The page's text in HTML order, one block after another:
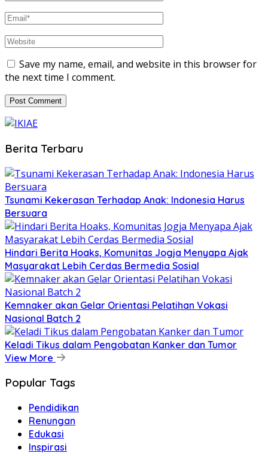
Save my name, email, and website in this browser for
the next time I comment.
Berita Terbaru
Tsunami Kekerasan Terhadap Anak: Indonesia Harus
Bersuara
Hindari Berita Hoaks, Komunitas Jogja Menyapa Ajak
Masyarakat Lebih Cerdas Bermedia Sosial
Kemnaker akan Gelar Orientasi Pelatihan Vokasi
Nasional Batch 2
Keladi Tikus dalam Pengobatan Kanker dan Tumor
View More
Popular Tags
Pendidikan
Renungan
Edukasi
Inspirasi